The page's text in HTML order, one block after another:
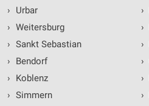
›
Urbar
› Weitersburg
› Sankt Sebastian
›
Bendorf
›
Koblenz
› Simmern
›
›
›
›
›
›